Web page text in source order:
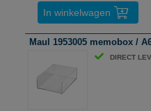
In winkelwagen
Maul 1953005 memobox /
DIRECT